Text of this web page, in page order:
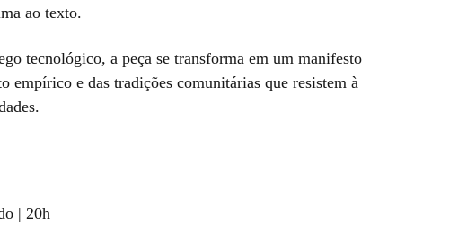
ao texto.
tecnológico, a peça se transforma em um manifesto
empírico e das tradições comunitárias que resistem à
| 20h